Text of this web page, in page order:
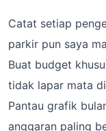
Catat setiap
parkir pun saya
Buat budget
tidak lapar mata
Pantau grafik
anggaran paling